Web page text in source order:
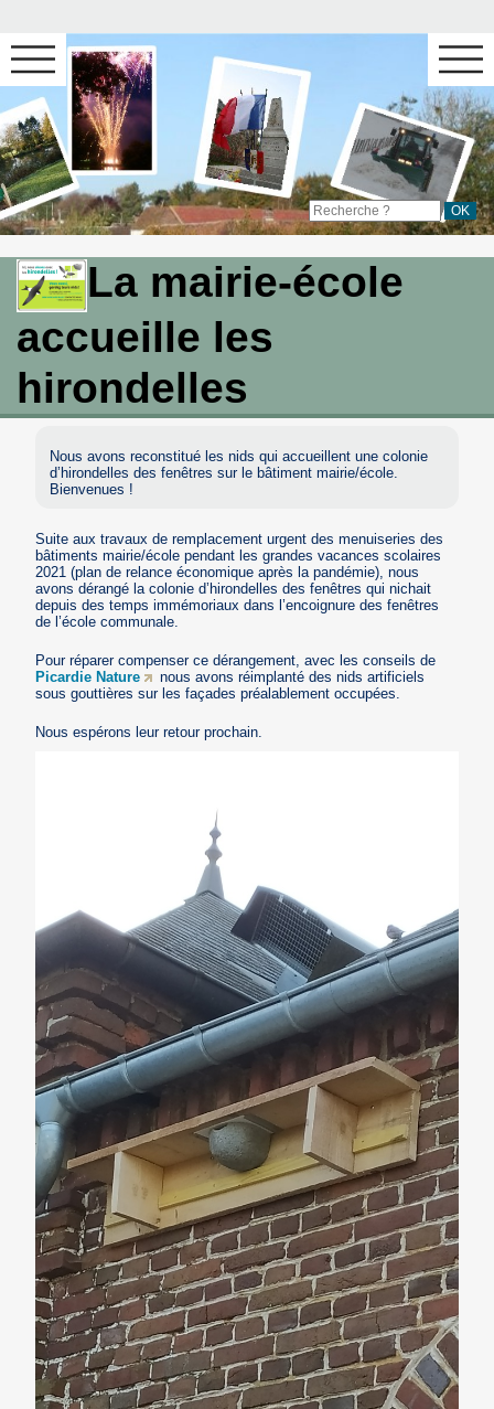
La mairie-école
accueille les
hirondelles
Nous avons reconstitué les nids qui accueillent une colonie
d’hirondelles des fenêtres sur le bâtiment mairie/école.
Bienvenues !
Suite aux travaux de remplacement urgent des menuiseries des
bâtiments mairie/école pendant les grandes vacances scolaires
2021 (plan de relance économique après la pandémie), nous
avons dérangé la colonie d’hirondelles des fenêtres qui nichait
depuis des temps immémoriaux dans l’encoignure des fenêtres
de l’école communale.
Pour réparer compenser ce dérangement, avec les conseils de
Picardie Nature
nous avons réimplanté des nids artificiels
sous gouttières sur les façades préalablement occupées.
Nous espérons leur retour prochain.